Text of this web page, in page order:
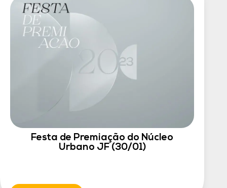
Festa de Premiação do Núcleo
Urbano JF (30/01)